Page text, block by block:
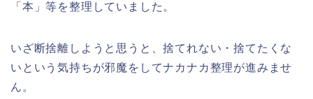
「本」等を整理していました。
いざ断捨離しようと思うと、捨てれない・捨てたくな
いという気持ちが邪魔をしてナカナカ整理が進みませ
ん。